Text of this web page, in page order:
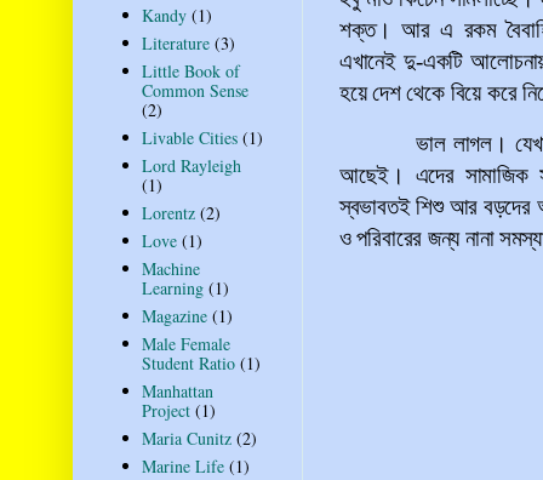
শক্ত। আর এ রকম
এখানেই দু-একটি
হয়ে দেশ থেকে বিয়ে করে
ভাল লাগল।
আছেই। এদের সামাজিক
স্বভাবতই শিশু আর বড়দের
ও পরিবারের জন্য নানা
Kandy (1)
Literature (3)
Little Book of
Common Sense
(2)
Livable Cities (1)
Lord Rayleigh
(1)
Lorentz (2)
Love (1)
Machine
Learning (1)
Magazine (1)
Male Female
Student Ratio (1)
Manhattan
Project (1)
Maria Cunitz (2)
Marine Life (1)